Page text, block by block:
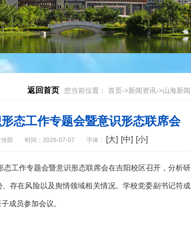
返回首页 您当前位置： 首页->新闻资讯->山海新闻
态工作专题会暨意识形态联席会
部 时间：2026-07-07 字体： [大] [中] [小]
态工作专题会暨意识形态联席会在吉阳校区召开， 分析研
存在风险以及舆情领域相关情况。 学校党委副书记符成
成员参加会议。